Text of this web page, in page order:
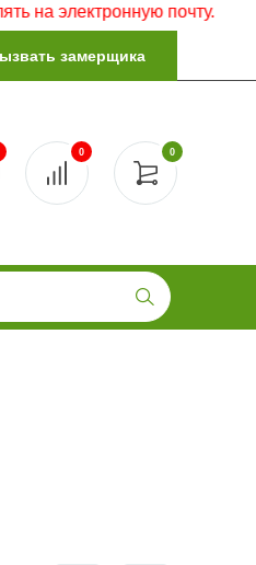
почту.
замерщика
0
0